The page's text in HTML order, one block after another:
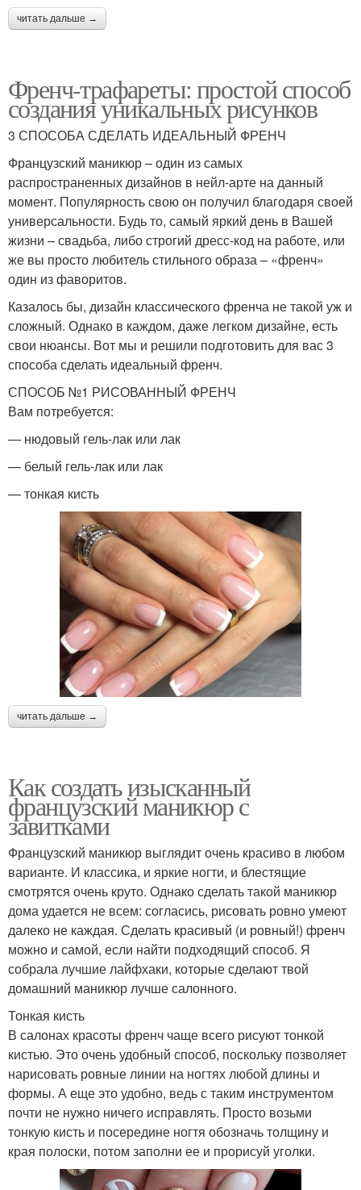
читать дальше →
Френч-трафареты: простой способ
создания уникальных рисунков
3 СПОСОБА СДЕЛАТЬ ИДЕАЛЬНЫЙ ФРЕНЧ
Французский маникюр – один из самых
распространенных дизайнов в нейл-арте на данный
момент. Популярность свою он получил благодаря своей
универсальности. Будь то, самый яркий день в Вашей
жизни – свадьба, либо строгий дресс-код на работе, или
же вы просто любитель стильного образа – «френч»
один из фаворитов.
Казалось бы, дизайн классического френча не такой уж и
сложный. Однако в каждом, даже легком дизайне, есть
свои нюансы. Вот мы и решили подготовить для вас 3
способа сделать идеальный френч.
СПОСОБ №1 РИСОВАННЫЙ ФРЕНЧ
Вам потребуется:
— нюдовый гель-лак или лак
— белый гель-лак или лак
— тонкая кисть
читать дальше →
Как создать изысканный
французский маникюр с
завитками
Французский маникюр выглядит очень красиво в любом
варианте. И классика, и яркие ногти, и блестящие
смотрятся очень круто. Однако сделать такой маникюр
дома удается не всем: согласись, рисовать ровно умеют
далеко не каждая. Сделать красивый (и ровный!) френч
можно и самой, если найти подходящий способ. Я
собрала лучшие лайфхаки, которые сделают твой
домашний маникюр лучше салонного.
Тонкая кисть
В салонах красоты френч чаще всего рисуют тонкой
кистью. Это очень удобный способ, поскольку позволяет
нарисовать ровные линии на ногтях любой длины и
формы. А еще это удобно, ведь с таким инструментом
почти не нужно ничего исправлять. Просто возьми
тонкую кисть и посередине ногтя обозначь толщину и
края полоски, потом заполни ее и прорисуй уголки.